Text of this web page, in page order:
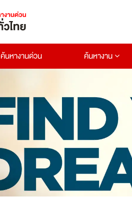
ค้นหางานด่วน ค้นหางาน